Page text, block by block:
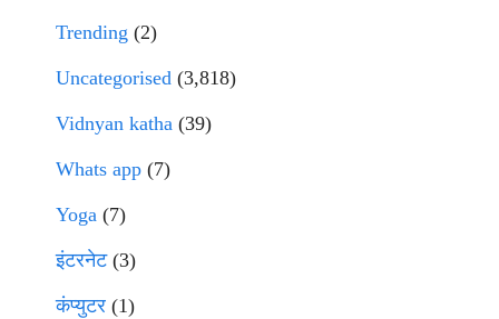
Trending (2)
Uncategorised (3,818)
Vidnyan katha (39)
Whats app (7)
Yoga (7)
इंटरनेट(3)
कंप्युटर (1)